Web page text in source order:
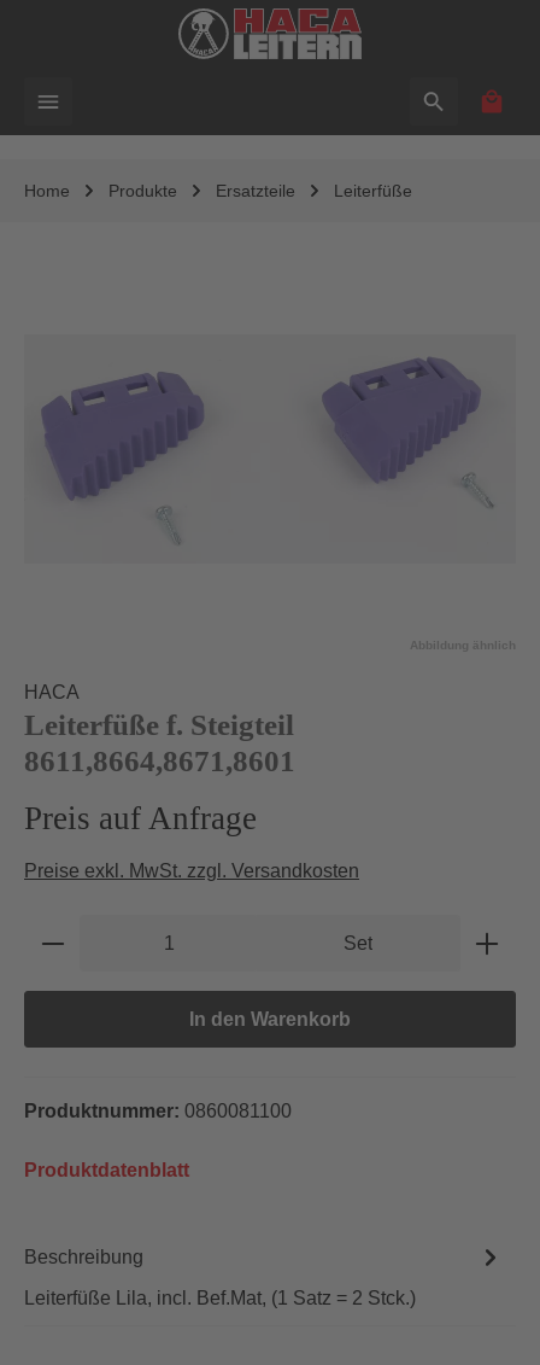
Home Produkte Ersatzteile Leiterfüße
Abbildung ähnlich
HACA
Leiterfüße f. Steigteil
8611,8664,8671,8601
Preis auf Anfrage
Preise exkl. MwSt. zzgl. Versandkosten
Produkt Anzahl: Gib den gewünschten
Set
In den Warenkorb
Produktnummer: 0860081100
Produktdatenblatt
Beschreibung
Leiterfüße Lila, incl. Bef.Mat, (1 Satz = 2 Stck.)